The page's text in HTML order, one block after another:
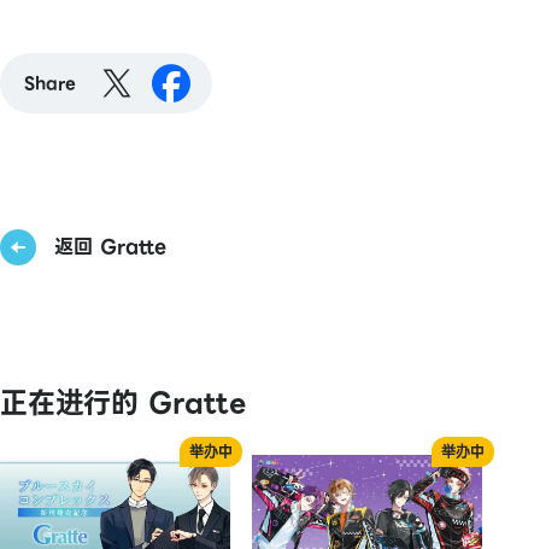
Share
返回 Gratte
正在进行的 Gratte